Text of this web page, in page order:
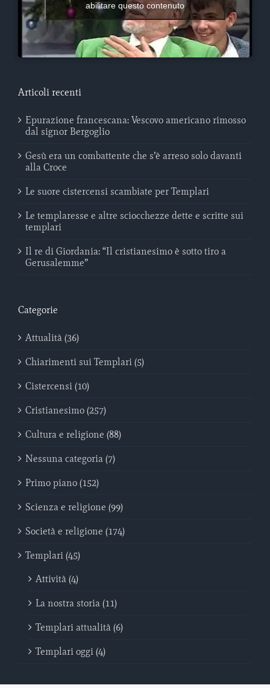
abilitare questo contenuto
Articoli recenti
Epurazione francescana: Vescovo americano rimosso
dal signor Bergoglio
Gesù era un combattente che s’è arreso solo davanti
alla Croce
Le suore cistercensi scambiate per Templari
Le templaresse e altre sciocchezze dette e scritte sui
templari
Il re di Giordania: “Il cristianesimo è sotto tiro a
Gerusalemme”
Categorie
Attualità (36)
Chiarimenti sui Templari (5)
Cistercensi (10)
Cristianesimo (257)
Cultura e religione (88)
Nessuna categoria (7)
Primo piano (152)
Scienza e religione (99)
Società e religione (174)
Templari (45)
Attività (4)
La nostra storia (11)
Templari attualità (6)
Templari oggi (4)